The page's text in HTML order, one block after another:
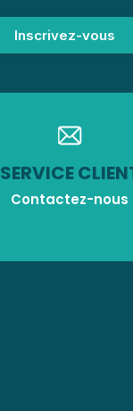
SERVICE
Contactez-nous